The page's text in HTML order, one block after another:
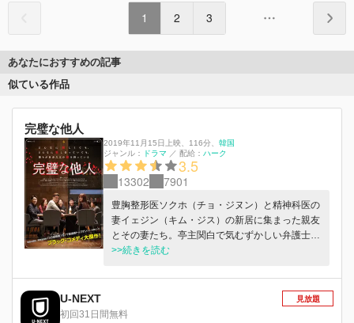
1 2 3
あなたにおすすめの記事
似ている作品
完璧な他人
2019年11月15日上映 116分
韓国
ジャンル：
ドラマ ／ 配給： ハーク
3.5
13302 7901
豊胸整形医ソクホ（チョ・ジヌン）と精神科医の
妻イェジン（キム・ジス）の新居に集まった親友
とその妻たち。亭主関白で気むずかしい弁護士の
テス（ユ・ヘジン）と貞淑な専業主婦スヒョン
長ジュンモ（イ・ソジン）と若妻セギョン（ソ
ン・ハユン）。新恋人を連れてくるはずが、一人
でやって来た教師ヨンベ（ユン・ギョンホ）。
>>続きを読む
U-NEXT
初回31日間無料
見放題